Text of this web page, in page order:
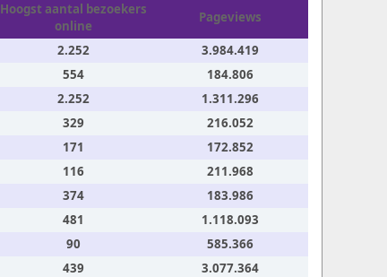
Hoogst aantal bezoekers
online
Pageviews
2.252
3.984.419
554
184.806
2.252
1.311.296
329
216.052
171
172.852
116
211.968
374
183.986
481
1.118.093
90
585.366
439
3.077.364